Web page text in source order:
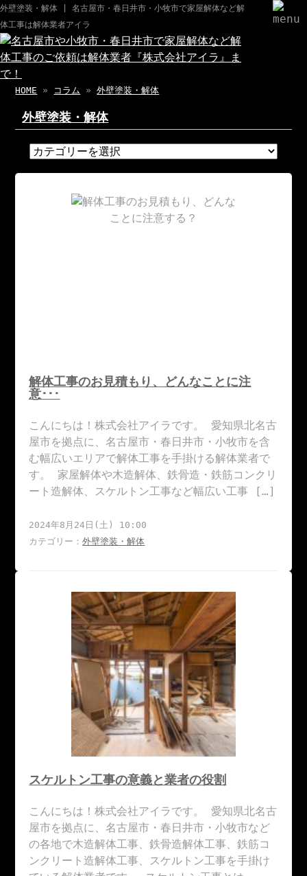
外壁塗装・解体 | 名古屋市・春日井市・小牧市で家屋解体など解
体工事は解体業者アイラ
HOME » コラム »外壁塗装・解体
外壁塗装・解体
解体工事のお見積もり、どんなことに注
意･･･
こんにちは！株式会社アイラです。 愛知県北名古
屋市を拠点に、名古屋市・春日井市・小牧市を含
む幅広いエリアで解体工事を手掛ける解体業者で
す。 家屋解体や木造解体、鉄骨造・鉄筋コンクリ
ート造解体、スケルトン工事など幅広い工事 […]
2024年8月24日(土) 10:00
カテゴリー：外壁塗装・解体
スケルトン工事の意義と業者の役割
こんにちは！株式会社アイラです。 愛知県北名古
屋市を拠点に、名古屋市・春日井市・小牧市など
の各地で木造解体工事、鉄骨造解体工事、鉄筋コ
ンクリート造解体工事、スケルトン工事を手掛け